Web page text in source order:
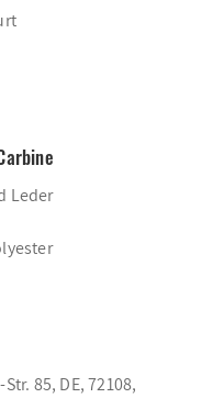
Leder
85, DE, 72108,